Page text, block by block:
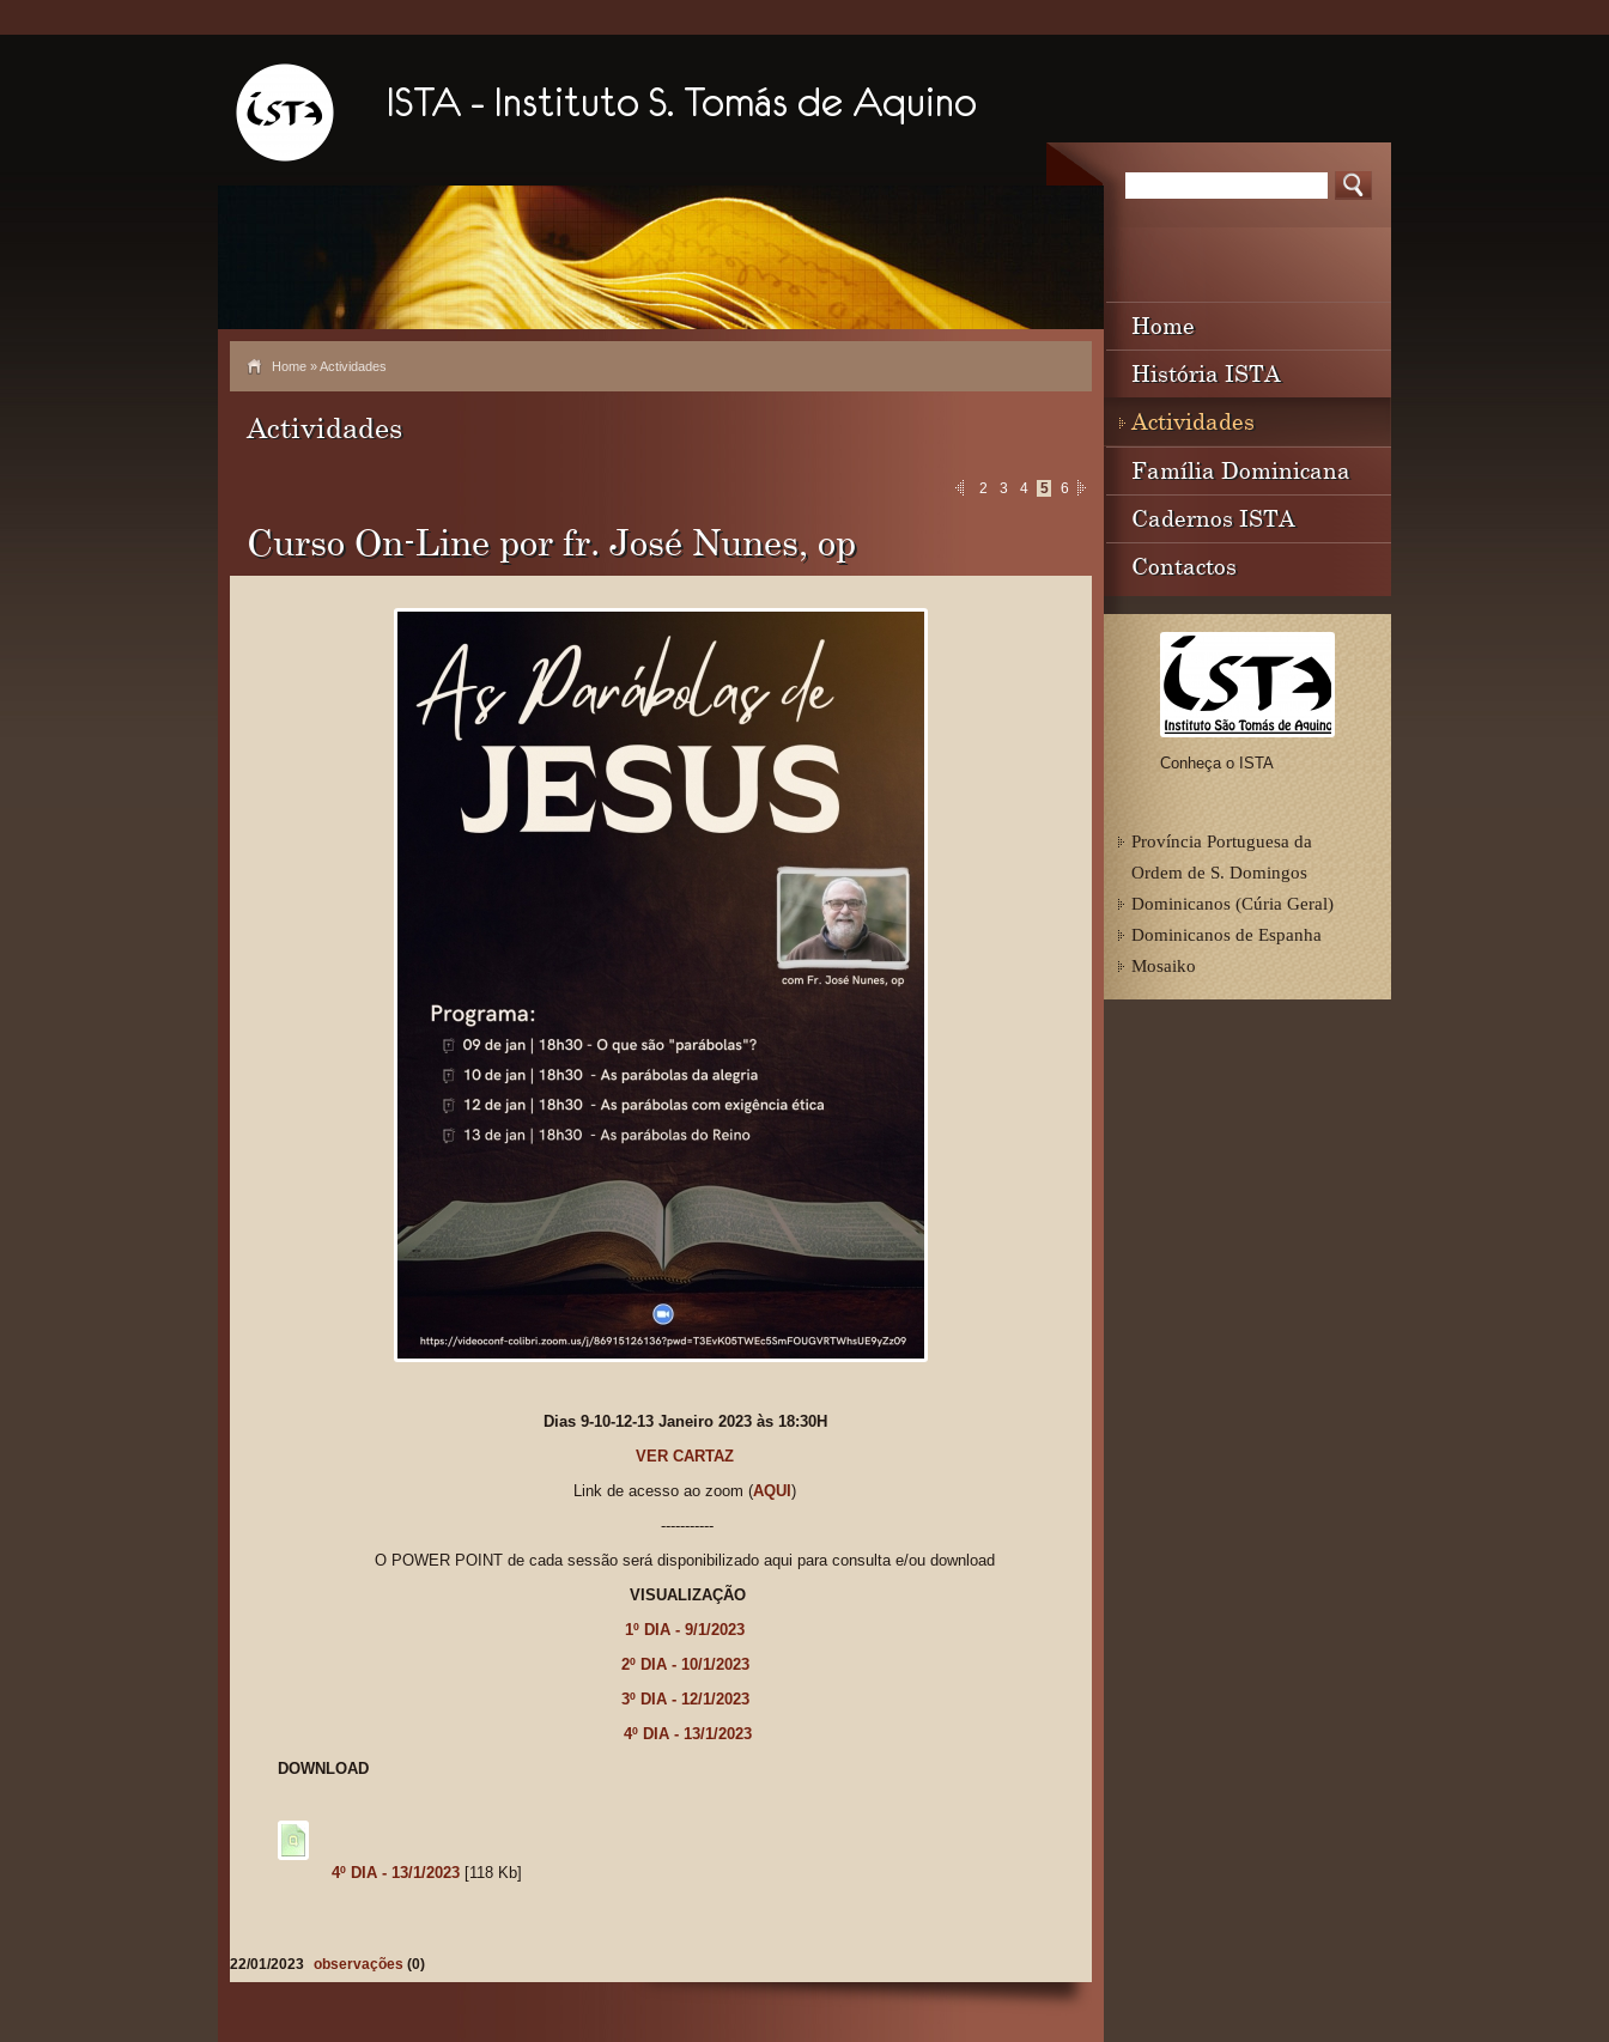
Home » Actividades
Actividades
2 3 4 5 6
Curso On-Line por fr. José Nunes, op
Dias 9-10-12-13 Janeiro 2023 às 18:30H
VER CARTAZ
Link de acesso ao zoom (AQUI )
-----------
O POWER POINT de cada sessão será disponibilizado aqui para consulta e/ou download
VISUALIZAÇÃO
1º DIA - 9/1/2023
2º DIA - 10/1/2023
3º DIA - 12/1/2023
4º DIA - 13/1/2023
DOWNLOAD
4º DIA - 13/1/2023 [118 Kb]
22/01/2023 observações (0)
Home
História ISTA
Actividades
Família Dominicana
Cadernos ISTA
Contactos
Conheça o ISTA
Província Portuguesa da
Ordem de S. Domingos
Dominicanos (Cúria Geral)
Dominicanos de Espanha
Mosaiko